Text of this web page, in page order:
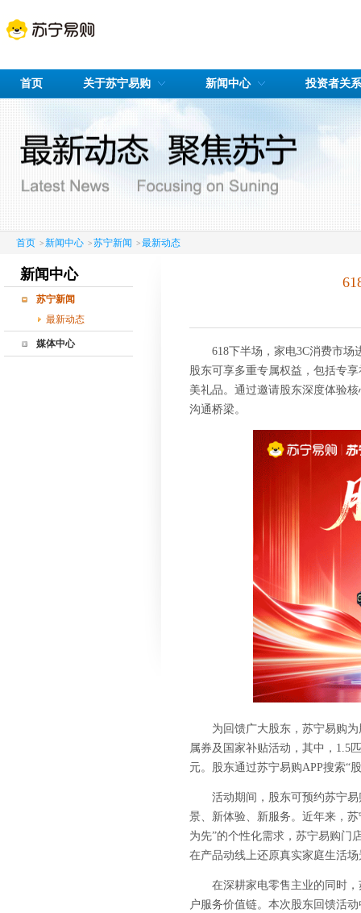
首页 关于苏宁易购 新闻中心 投资者关系
首页 >新闻中心 >苏宁新闻 >最新动态
新闻中心
苏宁新闻
最新动态
媒体中心
618下半场，家电3C消费市场
股东可享多重专属权益，包括专
美礼品。通过邀请股东深度体验
沟通桥梁。
为回馈广大股东，苏宁易购
属券及国家补贴活动，其中， 1.5匹
元。股东通过苏宁易购APP搜索“
活动期间，股东可预约苏宁
景、新体验、新服务。近年来，
为先”的个性化需求，苏宁易购门
在产品动线上还原真实家庭生活
在深耕家电零售主业的同时
户服务价值链。本次股东回馈活